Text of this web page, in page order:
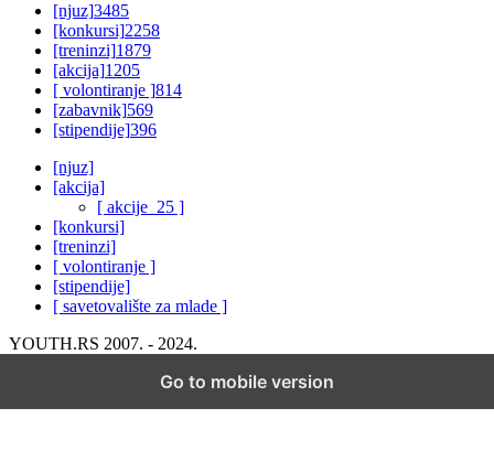
[njuz]3485
[konkursi]2258
[treninzi]1879
[akcija]1205
[ volontiranje ]814
[zabavnik]569
[stipendije]396
[njuz]
[akcija]
[ akcije_25 ]
[konkursi]
[treninzi]
[ volontiranje ]
[stipendije]
[ savetovalište za mlade ]
YOUTH.RS 2007. - 2024.
Go to mobile version